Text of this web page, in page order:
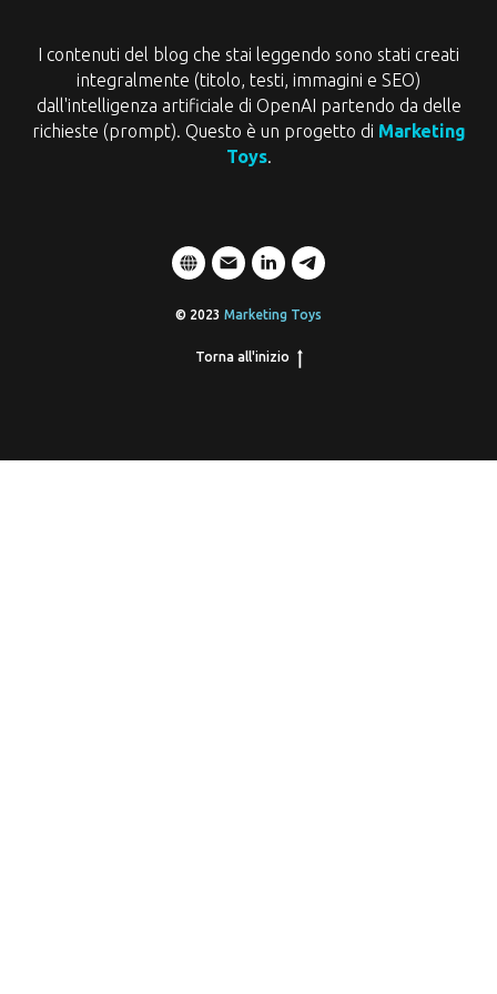
I contenuti del blog che stai leggendo sono stati creati
integralmente (titolo, testi, immagini e SEO)
dall'intelligenza artificiale di OpenAI partendo da delle
richieste (prompt). Questo è un progetto di Marketing
Toys.
© 2023 Marketing Toys
Torna all'inizio